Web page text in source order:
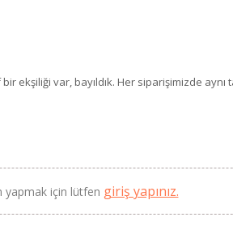
ekşiliği var, bayıldık. Her siparişimizde
yapmak için lütfen giriş yapınız.